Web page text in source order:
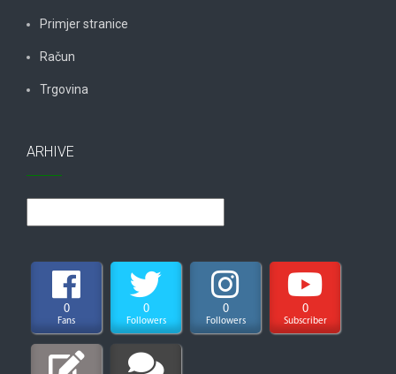
Primjer stranice
Račun
Trgovina
ARHIVE
0
Fans
0
Followers
0
Followers
0
Subscriber